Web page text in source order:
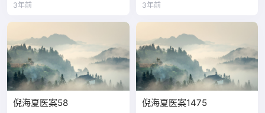
3年前 3年前
倪海夏医案58 倪海夏医案1475